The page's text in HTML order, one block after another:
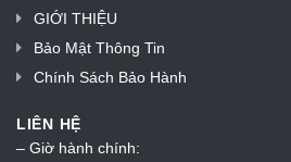
GIỚI THIỆU
Bảo Mật Thông Tin
Chính Sách Bảo Hành
LIÊN HỆ
– Giờ hành chính: